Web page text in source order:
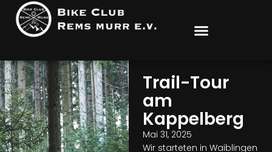
Trail-Tour
am
Kappelberg
Mai 31, 2025
Wir starteten in Waiblingen